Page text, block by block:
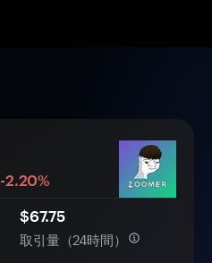
-2.20%
$67.75
取引量（24時間）